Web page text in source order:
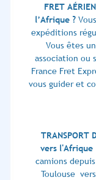
FRET
l’Afrique ?
expéditions
Vous êtes
association ou
France Fret
vous guider et
TRANSPORT
vers
camions
Toulouse